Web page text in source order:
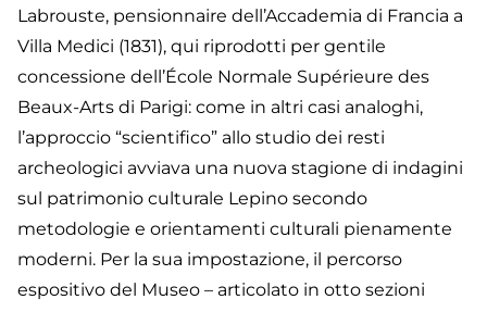
Labrouste, pensionnaire dell’Accademia di Francia a
Villa Medici (1831), qui riprodotti per gentile
concessione dell’École Normale Supérieure des
Beaux-Arts di Parigi: come in altri casi analoghi,
l’approccio “scientifico” allo studio dei resti
archeologici avviava una nuova stagione di indagini
sul patrimonio culturale Lepino secondo
metodologie e orientamenti culturali pienamente
moderni. Per la sua impostazione, il percorso
espositivo del Museo – articolato in otto sezioni